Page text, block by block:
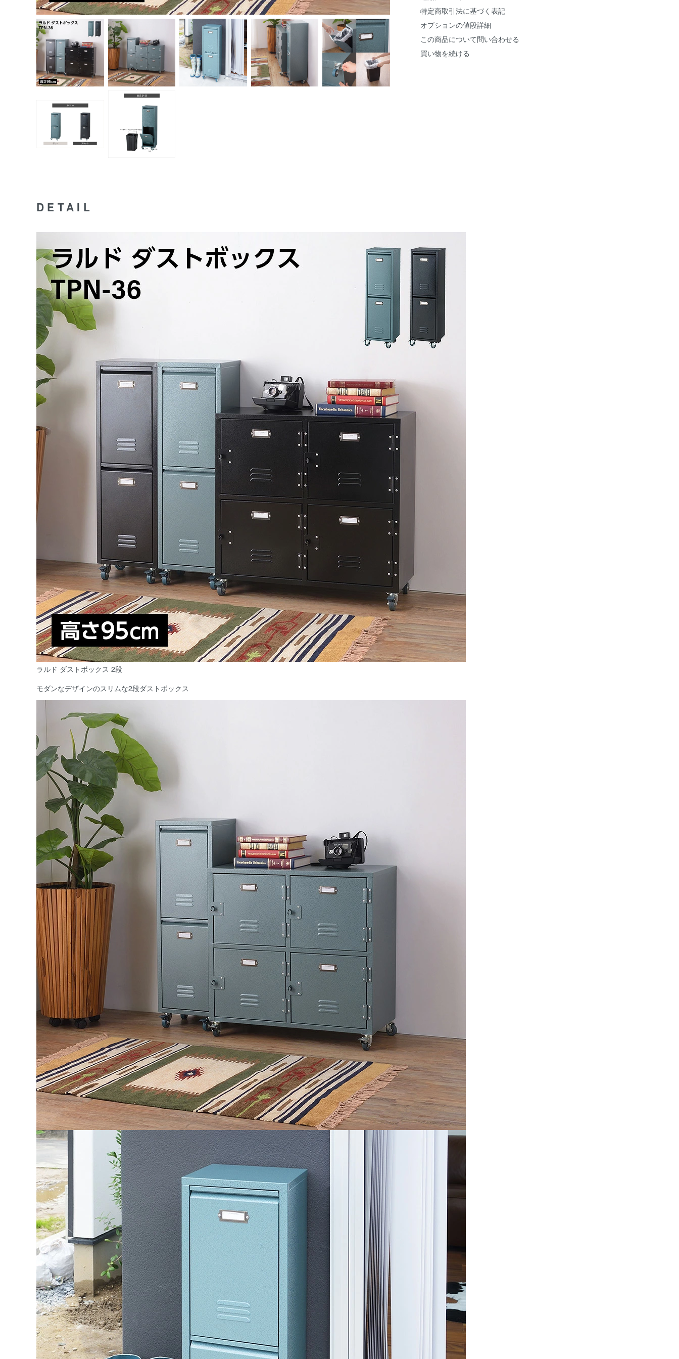
特定商取引法に基づく表記
オプションの値段詳細
この商品について問い合わせる
買い物を続ける
DETAIL
ラルド ダストボックス 2段
モダンなデザインのスリムな2段ダストボックス